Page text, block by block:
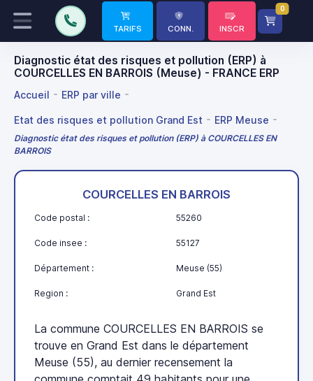
TARIFS CONN. INSCR
0
Diagnostic état des risques et pollution (ERP) à
COURCELLES EN BARROIS (Meuse) - FRANCE ERP
Accueil ERP par ville
Etat des risques et pollution Grand Est ERP Meuse
Diagnostic état des risques et pollution (ERP) à COURCELLES EN
BARROIS
COURCELLES EN BARROIS
Code postal : 55260
Code insee : 55127
Département : Meuse (55)
Region : Grand Est
La commune COURCELLES EN BARROIS se
trouve en Grand Est dans le département
Meuse (55), au dernier recensement la